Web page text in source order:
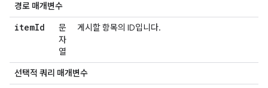
경로 매개변수
itemId
문
자
열
게시할 항목의 ID입니다.
선택적 쿼리 매개변수